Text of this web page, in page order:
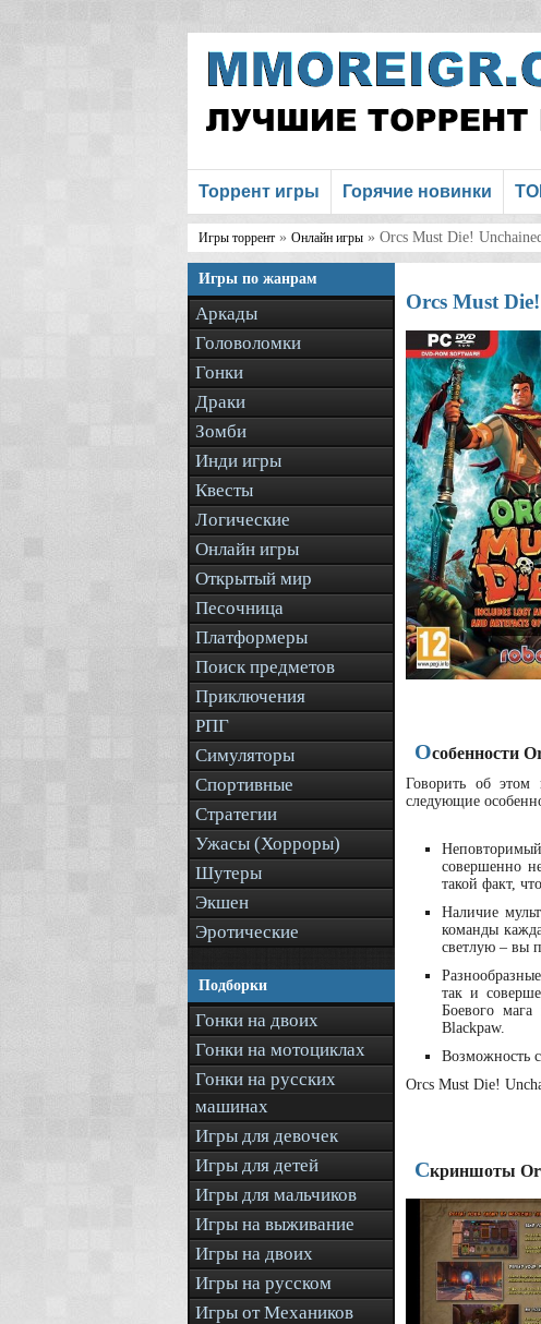
Торрент игры Горячие новинки
Игры торрент » Онлайн игры » Orcs Must Die!
Игры по жанрам
Аркады
Головоломки
Гонки
Драки
Зомби
Инди игры
Квесты
Логические
Онлайн игры
Открытый мир
Песочница
Платформеры
Поиск предметов
Приключения
РПГ
Симуляторы
Спортивные
Стратегии
Ужасы (Хорроры)
Шутеры
Экшен
Эротические
Подборки
Гонки на двоих
Гонки на мотоциклах
Гонки на русских
машинах
Игры для девочек
Игры для детей
Игры для мальчиков
Игры на выживание
Игры на двоих
Игры на русском
Игры от Механиков
Orcs Must
Особенности
Говорить об этом
следующие
совершенно
такой факт,
Наличие
команды
светлую – вы
так и
Боевого
Blackpaw.
Возможность
Orcs Must Die!
Скриншоты